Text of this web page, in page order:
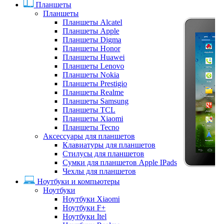
Планшеты
Планшеты
Планшеты Alcatel
Планшеты Apple
Планшеты Digma
Планшеты Honor
Планшеты Huawei
Планшеты Lenovo
Планшеты Nokia
Планшеты Prestigio
Планшеты Realme
Планшеты Samsung
Планшеты TCL
Планшеты Xiaomi
Планшеты Tecno
Аксессуары для планшетов
Клавиатуры для планшетов
Стилусы для планшетов
Сумки для планшетов Apple IPads
Чехлы для планшетов
Ноутбуки и компьютеры
Ноутбуки
Ноутбуки Xiaomi
Ноутбуки F+
Ноутбуки Itel